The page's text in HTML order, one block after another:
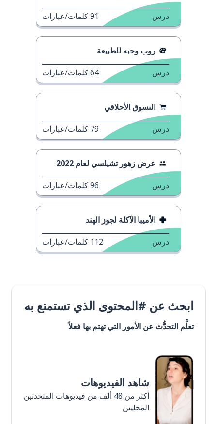
درس 91كلمات/عبارات
روب وحبه للطبيعة
درس 64كلمات/عبارات
التسوق الأخلاقي
درس 79 كلمات/عبارات
عرض زهور تشيلسي لعام 2022
درس 96كلمات/عبارات
الأميبا الآكلة لجوز الهند
درس 112 كلمات/عبارات
ابحث عن #المحتوى الذي تستمتع به
تعلَّم التحدُّث عن الأمور التي تهتم بها فعلاً
شاهد الفيديوهات
أكثر من 48 ألف من فيديوهات المتحدثين
المحليين